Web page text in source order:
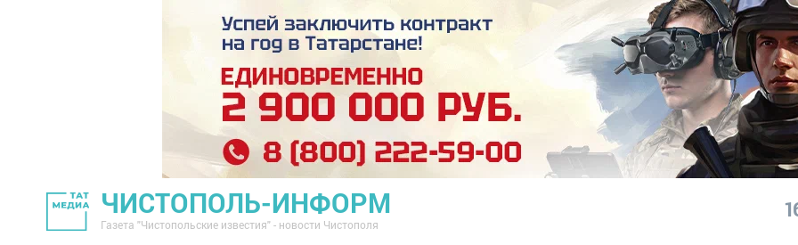
ЧИСТОПОЛЬ-ИНФОРМ
Газета "Чистопольские известия" - новости Чистополя